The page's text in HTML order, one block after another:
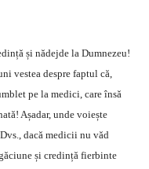
și nădejde la Dumnezeu!
vestea despre faptul că,
pe la medici, care însă
Așadar, unde voiește
dacă medicii nu văd
și credință fierbinte